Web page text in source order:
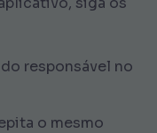
responsável no
o mesmo